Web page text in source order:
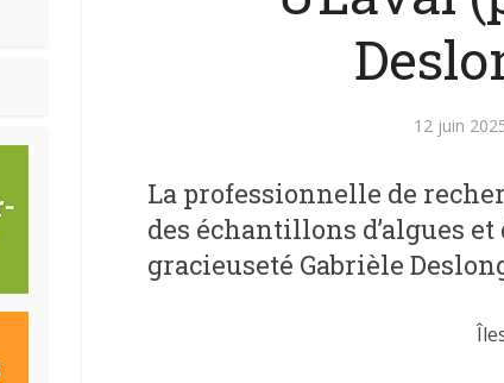
12 juin
La professionnelle de
des échantillons d’algues
gracieuseté Gabrièle